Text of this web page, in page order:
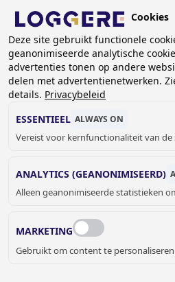
Overslaan
naar
de
inhoud
gaan
Cookies
Deze site gebruikt functionele
geanonimiseerde analytische
advertenties tonen op andere
delen met advertentienetwerken.
details. Privacybeleid
ESSENTIEEL ALWAYS ON
Vereist voor kernfunctionaliteit van de
ANALYTICS (GEANONIMISEERD)
Alleen geanonimiseerde statistieken
MARKETING
Gebruikt om content te